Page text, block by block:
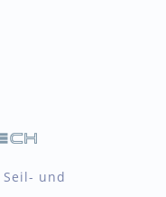
Seil- und